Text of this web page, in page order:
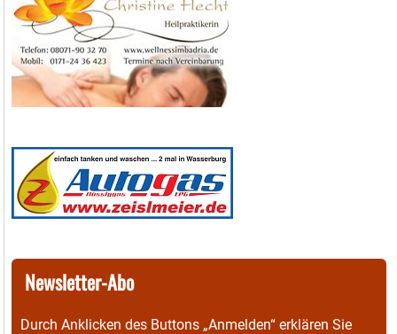
Newsletter-Abo
Durch Anklicken des Buttons „Anmelden“ erklären Sie